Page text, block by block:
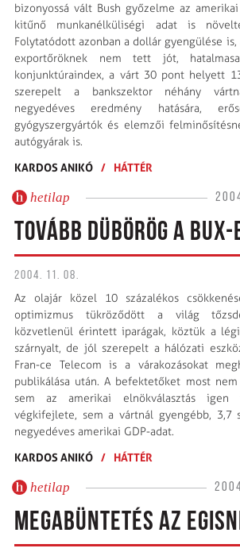
bizonyossá vált Bush győzelme az
kitűnő munkanélküliségi adat is
Folytatódott azonban a dollár gyengülése
exportőröknek nem tett jót,
konjunktúraindex, a várt 30 pont helyett
szerepelt a bankszektor néhány
negyedéves eredmény hatására,
gyógyszergyártók és elemzői
autógyárak is.
KARDOS ANIKÓ / HÁTTÉR
hetilap
TOVÁBB DÜBÖRÖG A
2004. 11. 08.
Az olajár közel 10 százalékos
optimizmus tükröződött a világ
közvetlenül érintett iparágak, köztük a
szárnyalt, de jól szerepelt a hálózati
Fran-ce Telecom is a várakozásokat
publikálása után. A befektetőket most
sem az amerikai elnökválasztás igen
végkifejlete, sem a vártnál gyengébb, 3,7
negyedéves amerikai GDP-adat.
KARDOS ANIKÓ / HÁTTÉR
hetilap
MEGABÜNTETÉS AZ